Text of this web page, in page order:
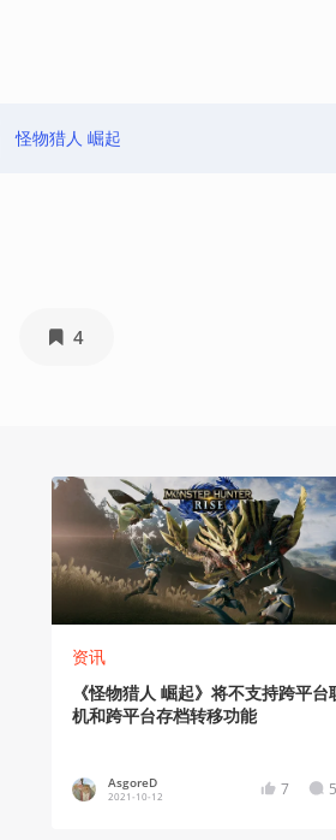
怪物猎人 崛起
4
资讯
《怪物猎人 崛起》将不支持跨平台
机和跨平台存档转移功能
AsgoreD
2021-10-12 7